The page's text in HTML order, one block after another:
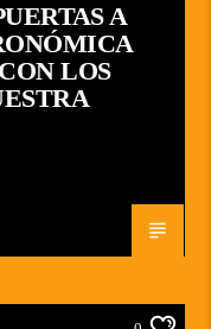
A
LOS